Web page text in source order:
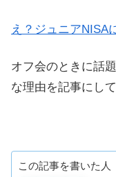
え？ジュニアNISA
オフ会のときに話
な理由を記事にして
この記事を書いた人